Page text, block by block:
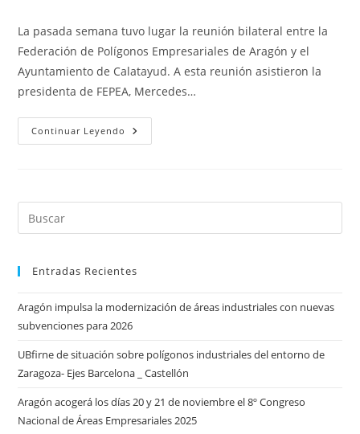
la
entrada:
La pasada semana tuvo lugar la reunión bilateral entre la
Federación de Polígonos Empresariales de Aragón y el
Ayuntamiento de Calatayud. A esta reunión asistieron la
presidenta de FEPEA, Mercedes…
Continuar Leyendo El
Ayuntamiento
FEPEA
Incorporación
De
Polígonos
Entradas Recientes
Aragón impulsa la modernización de áreas industriales con nuevas
subvenciones para 2026
UBfirne de situación sobre polígonos industriales del entorno de
Zaragoza- Ejes Barcelona _ Castellón
Aragón acogerá los días 20 y 21 de noviembre el 8º Congreso
Nacional de Áreas Empresariales 2025